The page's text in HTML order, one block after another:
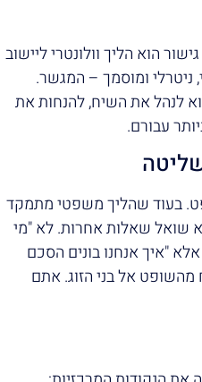
הוא הליך וולונטרי ליישוב
ניטרלי ומוסמך – המגשר.
לנהל את השיח, להנחות את
עבורם.
בעוד שהליך משפטי מתמקד
שואל שאלות אחרות. לא "מי
"איך אנחנו בונים הסכם
מהשופט אל בני הזוג. אתם